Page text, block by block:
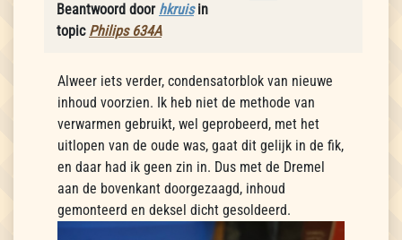
Beantwoord door hkruisin
topic Philips 634A
Alweer iets verder, condensatorblok van nieuwe
inhoud voorzien. Ik heb niet de methode van
verwarmen gebruikt, wel geprobeerd, met het
uitlopen van de oude was, gaat dit gelijk in de fik,
en daar had ik geen zin in. Dus met de Dremel
aan de bovenkant doorgezaagd, inhoud
gemonteerd en deksel dicht gesoldeerd.